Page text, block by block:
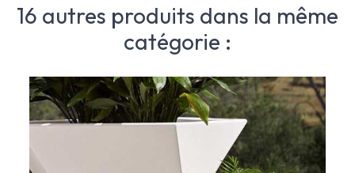
16 autres produits dans la même
catégorie :